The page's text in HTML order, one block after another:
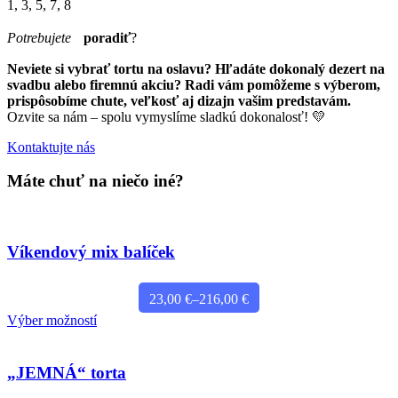
1, 3, 5, 7, 8
Potrebujete poradiť?
Neviete si vybrať tortu na oslavu? Hľadáte dokonalý dezert na
svadbu alebo firemnú akciu? Radi vám pomôžeme s výberom,
prispôsobíme chute, veľkosť aj dizajn vašim predstavám.
Ozvite sa nám – spolu vymyslíme sladkú dokonalosť! 💛
Kontaktujte nás
Máte chuť na niečo iné?
Víkendový mix balíček
23,00 €–216,00 €
Price
range:
Výber možnostíTento
viacero
variantov.
„JEMNÁ“ torta